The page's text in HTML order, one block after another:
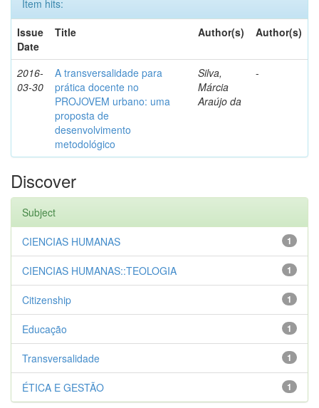
Item hits:
Issue
Date
Title Author(s) Author(s)
2016-
03-30
A transversalidade para
prática docente no
PROJOVEM urbano: uma
proposta de
desenvolvimento
metodológico
Silva,
Márcia
Araújo da
-
Discover
Subject
1
CIENCIAS HUMANAS
1
CIENCIAS HUMANAS::TEOLOGIA
1
Citizenship
1
Educação
1
Transversalidade
1
ÉTICA E GESTÃO